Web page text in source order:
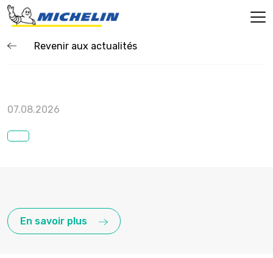
Revenir aux actualités
07.08.2026
En savoir plus